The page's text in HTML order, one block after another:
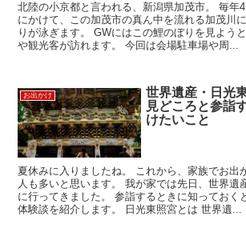
北陸の小京都と言われる、新潟県加茂市。 毎年
にかけて、この加茂市の真ん中を流れる加茂川
りが泳ぎます。 GWにはこの鯉のぼりを見よう
や観光客が訪れます。 今回は会場駐車場や周...
お出かけ
世界遺産・日光
見どころと参詣
けたいこと
夏休みに入りましたね。 これから、家族でお出
人も多いと思います。 我が家では先日、世界遺
に行ってきました。 参詣するときに知っておく
体験談を紹介します。 日光東照宮とは 世界遺...